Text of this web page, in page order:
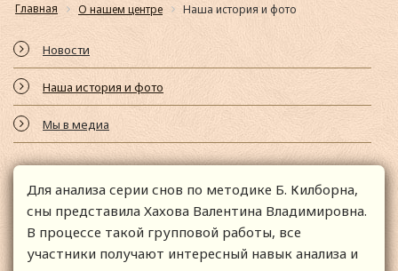
Главная О нашем центре Наша история и фото
Новости
Наша история и фото
Мы в медиа
Для анализа серии снов по методике Б. Килборна,
сны представила Хахова Валентина Владимировна.
В процессе такой групповой работы, все
участники получают интересный навык анализа и